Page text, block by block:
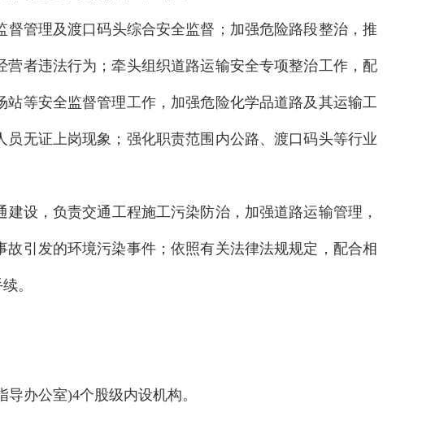
管理及渡口码头综合安全监督；加强危险路段整治，推
者违法行为；牵头组织道路运输安全专项整治工作，配
等安全监督管理工作，加强危险化学品道路及其运输工
无证上岗现象；强化职责范围内公路、渡口码头等行业
设，负责交通工程施工污染防治，加强道路运输管理，
引发的环境污染事件；依照有关法律法规规定，配合相
。
办公室)4个股级内设机构。